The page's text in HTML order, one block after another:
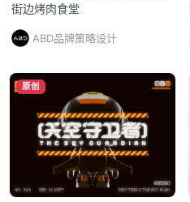
街边烤肉食堂
ABD品牌策略设计
原创